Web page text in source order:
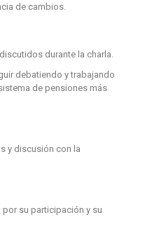
de cambios.
durante la charla.
debatiendo y trabajando
de pensiones más
y discusión con la
su participación y su